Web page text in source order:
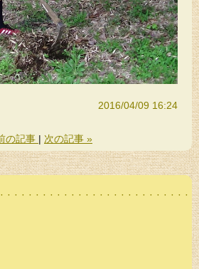
2016/04/09 16:24
の記事 次の記事 »